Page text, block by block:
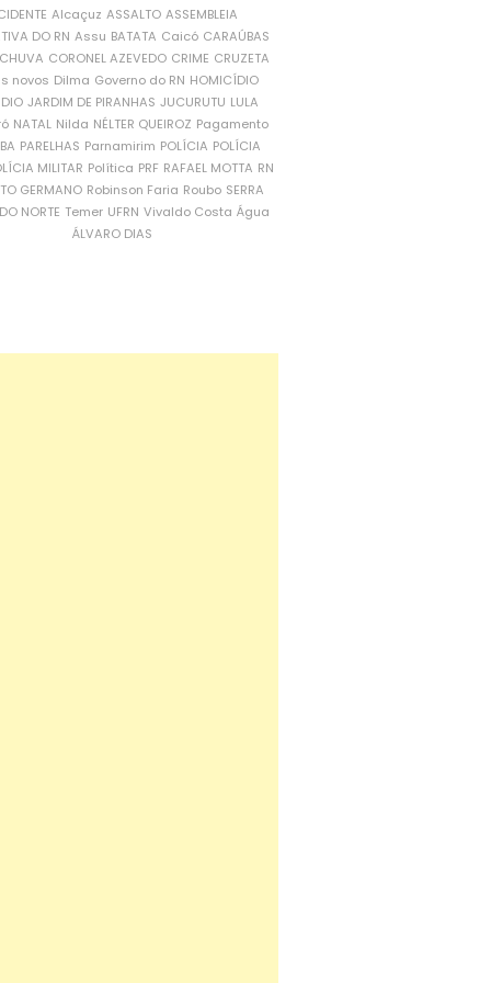
Alcaçuz ASSALTO ASSEMBLEIA
DO RN Assu BATATA Caicó CARAÚBAS
CORONEL AZEVEDO CRIME CRUZETA
novos Dilma Governo do RN HOMICÍDIO
JARDIM DE PIRANHAS JUCURUTU LULA
NATAL Nilda NÉLTER QUEIROZ Pagamento
PARELHAS Parnamirim POLÍCIA POLÍCIA
MILITAR Política PRF RAFAEL MOTTA RN
GERMANO Robinson Faria Roubo SERRA
NORTE Temer UFRN Vivaldo Costa Água
ÁLVARO DIAS